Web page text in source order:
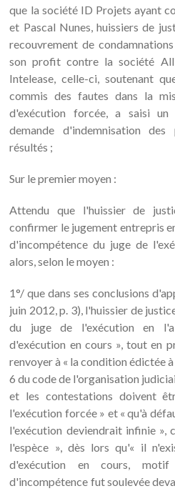
que la société ID Projets ayant
et Pascal Nunes, huissiers de
recouvrement de
son profit contre la société
Intelease, celle-ci, soutenant
commis des fautes dans la
d'exécution forcée, a saisi
demande d'indemnisation
résultés ;
Sur le premier moyen :
Attendu que l'huissier de
confirmer le jugement entrepris
d'incompétence du juge de
alors, selon le moyen :
1°/ que dans ses conclusions
juin 2012, p. 3), l'huissier de
du juge de l'exécution en
d'exécution en cours », tout en
renvoyer à « la condition édictée
6 du code de l'organisation
et les contestations doivent
l'exécution forcée » et « qu'à
l'exécution deviendrait infinie »,
l'espèce », dès lors qu'« il
d'exécution en cours,
d'incompétence fut soulevée